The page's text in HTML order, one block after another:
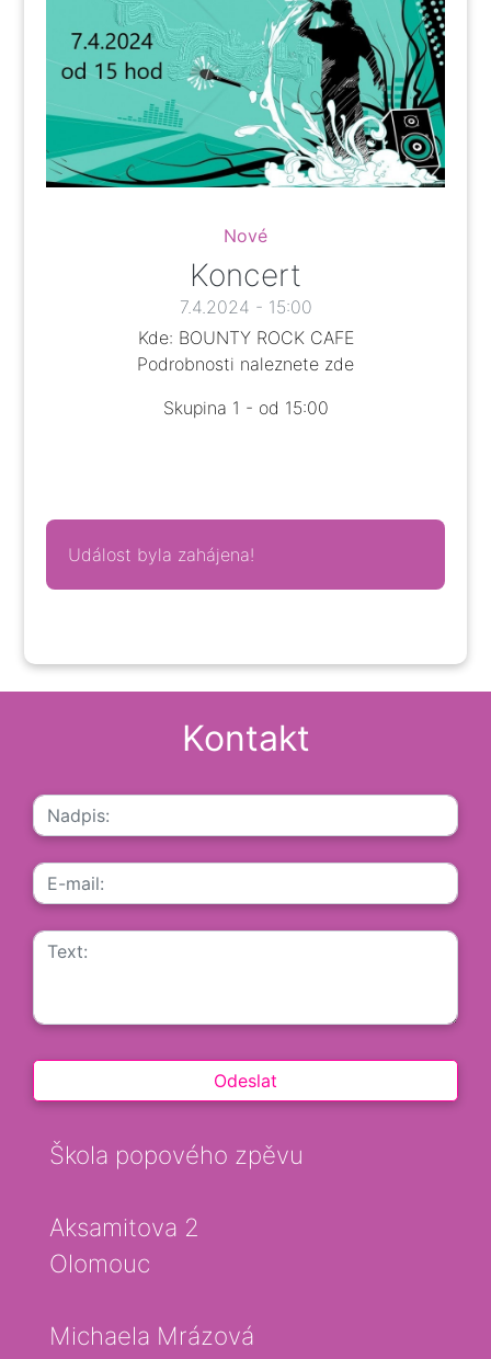
Nové
Koncert
7.4.2024 - 15:00
Kde: BOUNTY ROCK CAFE
Podrobnosti naleznete zde
Skupina 1 - od 15:00
Událost byla zahájena!
Kontakt
Škola popového zpěvu
Aksamitova 2
Olomouc
Michaela Mrázová